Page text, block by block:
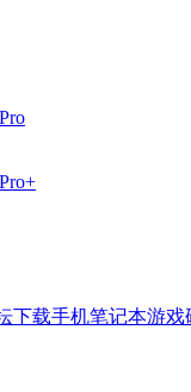
下载手机笔记本游戏